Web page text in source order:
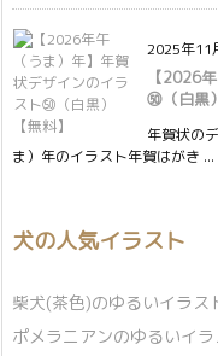
2025年11
【2026
㊿（白黒
年賀状の
ま）年のイラスト年賀はがき ...
犬の人気イラスト
柴犬(茶色)のゆるいイラス
ポメラニアンのゆるいイラ